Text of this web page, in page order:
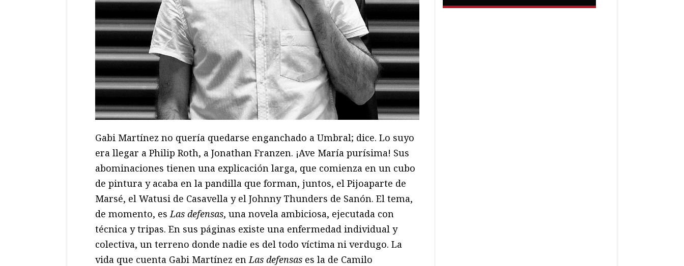
Gabi Martínez no quería quedarse enganchado a Umbral; dice. Lo suyo
era llegar a Philip Roth, a Jonathan Franzen. ¡Ave María purísima! Sus
abominaciones tienen una explicación larga, que comienza en un cubo
de pintura y acaba en la pandilla que forman, juntos, el Pijoaparte de
Marsé, el Watusi de Casavella y el Johnny Thunders de Sanón. El tema,
de momento, es Las defensas, una novela ambiciosa, ejecutada con
técnica y tripas. En sus páginas existe una enfermedad individual y
colectiva, un terreno donde nadie es del todo víctima ni verdugo. La
vida que cuenta Gabi Martínez en Las defensas es la de Camilo